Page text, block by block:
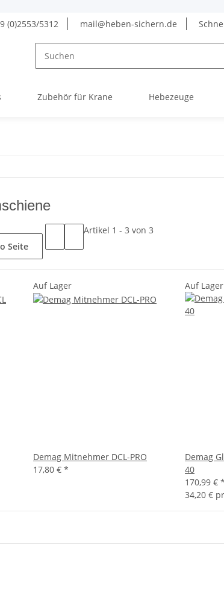
(0)2553/5312 mail@heben-sichern.de
Zubehör für Krane Hebezeuge
Seite
Artikel 1 - 3 von 3
Auf Lager
Demag Mitnehmer DCL-PRO
17,80 € *
Auf Lager
Demag
40
170,99 € *
34,20 €